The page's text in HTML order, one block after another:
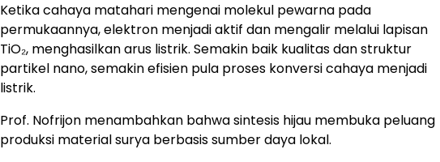
Ketika cahaya matahari mengenai molekul pewarna pada
permukaannya, elektron menjadi aktif dan mengalir melalui lapisan
TiO₂, menghasilkan arus listrik. Semakin baik kualitas dan struktur
partikel nano, semakin efisien pula proses konversi cahaya menjadi
listrik.
Prof. Nofrijon menambahkan bahwa sintesis hijau membuka peluang
produksi material surya berbasis sumber daya lokal.